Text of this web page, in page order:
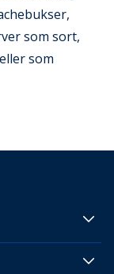
som sort,
som